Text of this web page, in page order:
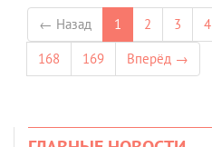
← Назад 1 2 3 4
168
169 Вперёд →